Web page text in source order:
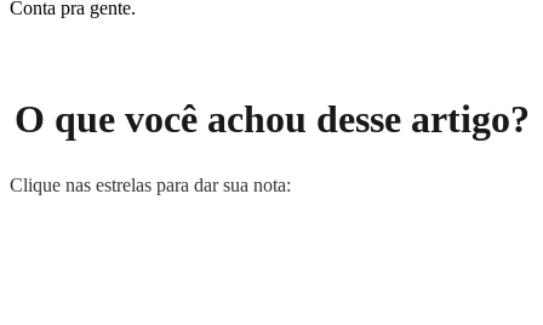
Conta pra gente.
O que você achou desse artigo?
Clique nas estrelas para dar sua nota: